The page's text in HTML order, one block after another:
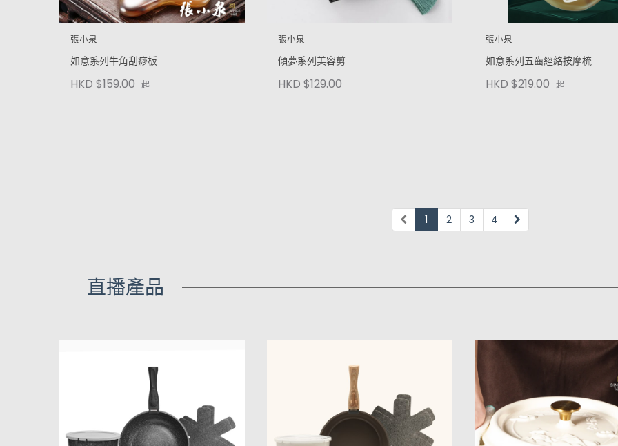
張小泉
如意系列牛角刮痧板
HKD $159.00 起
張小泉
傾夢系列美容剪
HKD $129.00
張小泉
如意系列五齒經絡按摩梳
HKD $219.00 起
1 2 3 4
直播產品